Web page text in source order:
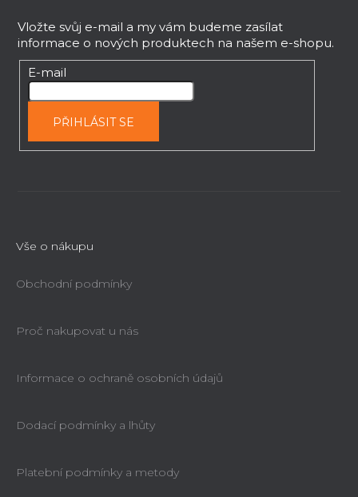
Vložte svůj e-mail a my vám budeme zasílat
informace o nových produktech na našem e-shopu.
E-mail
PŘIHLÁSIT SE
Vše o nákupu
Obchodní podmínky
Proč nakupovat u nás
Informace o ochraně osobních údajů
Dodací podmínky a lhůty
Platební podmínky a metody